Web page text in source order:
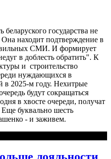
государства не
находит подтверждение в
СМИ. И формирует
в доблесть обратить". К
и строительство
нуждающихся в
2025-м году. Нехитрые
будут сокращаться
в хвосте очереди, получат
буквально шесть
- и заживем.
лояльности